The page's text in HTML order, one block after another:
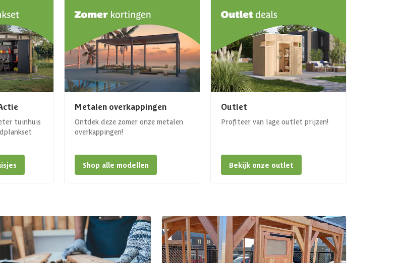
tuinhuis
Metalen overkappingen
Ontdek deze zomer onze metalen
overkappingen!
Shop alle modellen
Outlet
Profiteer van lage outlet prijzen!
Bekijk onze outlet